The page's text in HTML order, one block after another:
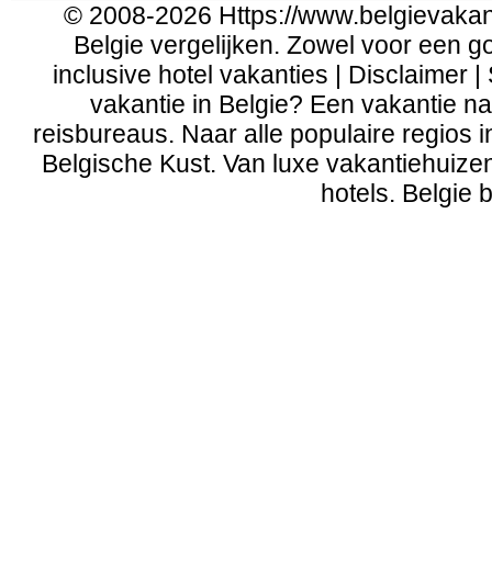
© 2008-2026 Https://
Belgie vergelijken. Zowel voor een
inclusive hotel vakanties | Disclaimer |
vakantie in Belgie? Een vakantie
reisbureaus. Naar alle populaire regios
Belgische Kust. Van luxe
hotels. Belgie